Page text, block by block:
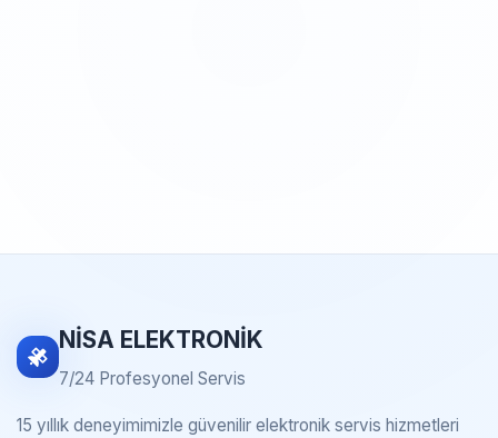
NİSA ELEKTRONİK
7/24 Profesyonel Servis
15 yıllık deneyimimizle güvenilir elektronik servis hizmetleri